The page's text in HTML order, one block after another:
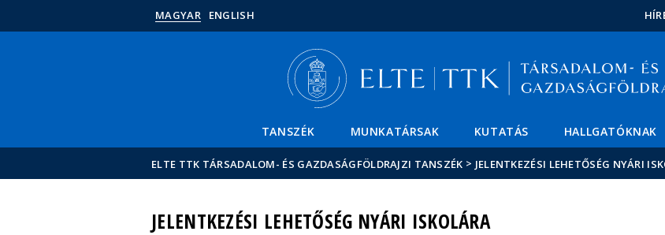
MAGYAR ENGLISH
TANSZÉK MUNKATÁRSAK KUTATÁS HALLGATÓKNAK
ELTE TTK TÁRSADALOM- ÉS GAZDASÁGFÖLDRAJZI TANSZÉK > JELENTKEZÉSI LEHETŐSÉG NYÁRI
JELENTKEZÉSI LEHETŐSÉG NYÁRI ISKOLÁRA